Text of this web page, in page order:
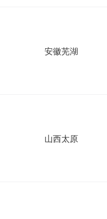
安徽芜湖
山西太原